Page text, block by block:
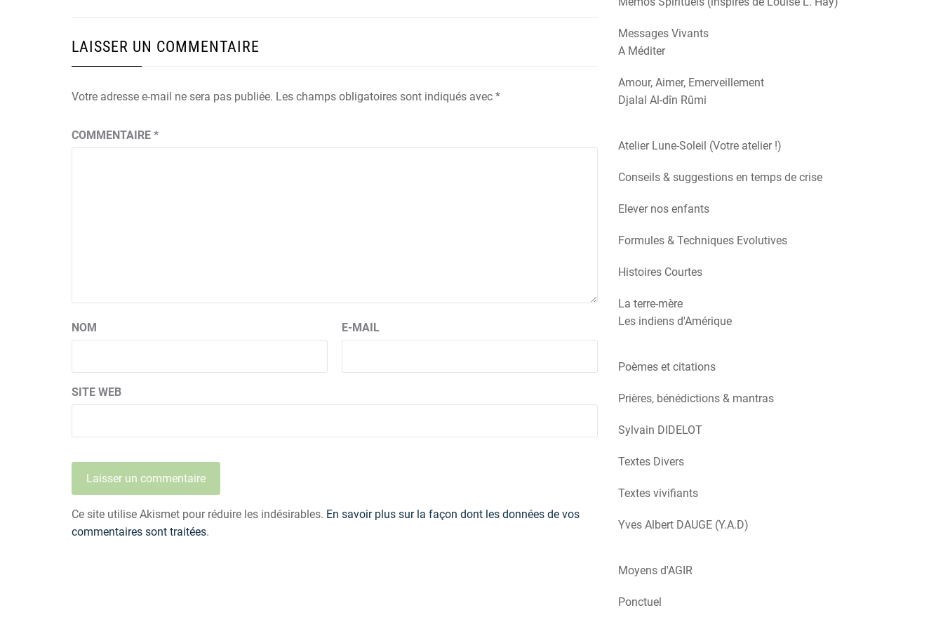
LAISSER UN COMMENTAIRE
Votre adresse e-mail ne sera pas publiée. Les champs obligatoires sont indiqués avec *
COMMENTAIRE *
NOM E-MAIL
SITE WEB
Ce site utilise Akismet pour réduire les indésirables. En savoir plus sur la façon dont les données de vos
commentaires sont traitées.
Messages Vivants
A Méditer
Amour, Aimer, Emerveillement
Djalal Al-dîn Rûmi
Atelier Lune-Soleil (Votre atelier !)
Conseils & suggestions en temps de crise
Elever nos enfants
Formules & Techniques Evolutives
Histoires Courtes
La terre-mère
Les indiens d'Amérique
Poèmes et citations
Prières, bénédictions & mantras
Sylvain DIDELOT
Textes Divers
Textes vivifiants
Yves Albert DAUGE (Y.A.D)
Moyens d'AGIR
Ponctuel